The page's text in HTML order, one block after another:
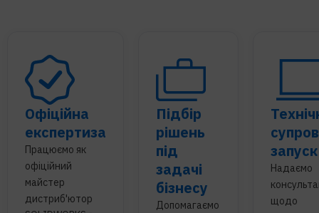
Офіційна
експертиза
Працюємо як
офіційний
майстер
дистриб'ютор
Підбір
рішень
під
задачі
бізнесу
Допомагаємо
запуск
Надаємо
щодо